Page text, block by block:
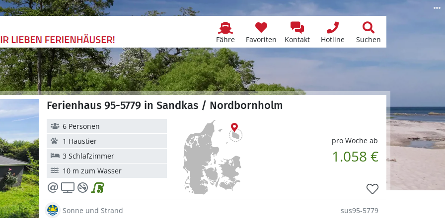
Fähre Favoriten Kontakt Hotline Suchen
Ferienhaus 95-5779 in Sandkas / Nordbornholm
pro Woche ab
1.058 €
6 Personen
1 Haustier
3 Schlafzimmer
10 m zum Wasser
Sonne und Strand sus95-5779